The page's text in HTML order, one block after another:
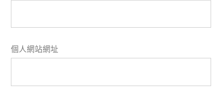
個人網站網址